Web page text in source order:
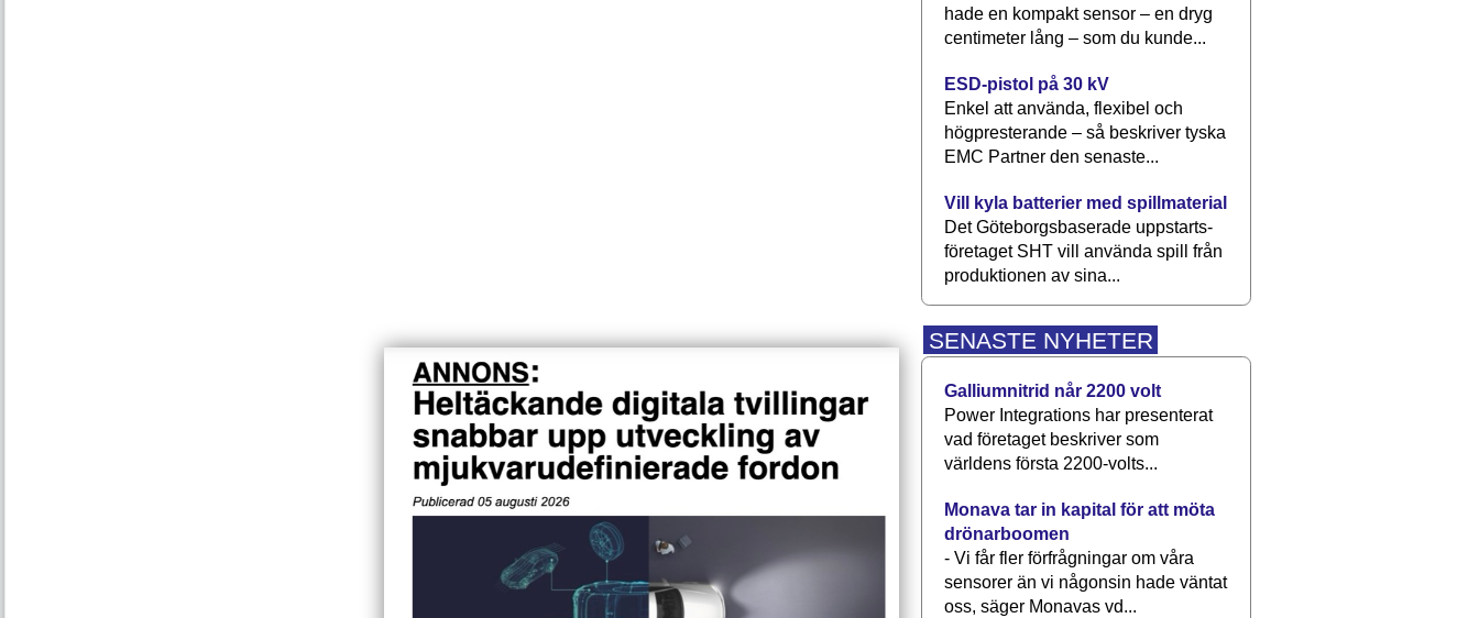
hade en kompakt sensor – en dryg
centimeter lång – som du kunde...
ESD-pistol på 30 kV
Enkel att använda, flexibel och
högpresterande – så beskriver tyska
EMC Partner den senaste...
Vill kyla batterier med spillmaterial
Det Göteborgsbaserade upp­starts­
företaget SHT vill använda spill från
produktionen av sina...
SENASTE NYHETER
Galliumnitrid når 2200 volt
Power Integrations har presenterat
vad företaget beskriver som
världens första 2200-volts...
Monava tar in kapital för att möta
drönarboomen
- Vi får fler förfrågningar om våra
sensorer än vi någonsin hade väntat
oss, säger Monavas vd...